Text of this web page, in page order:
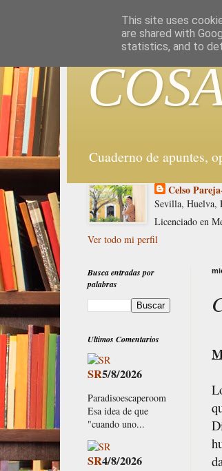
Cuaderno de apuntes,
Celso
Sevilla, Huelva,
Licenciado en
Ver todo mi perfil
Busca entradas por
palabras
Ultimos Comentarios
SR5/8/2026
Paradisoescaperoom
Esa idea de que
"cuando uno...
SR4/8/2026
This site uses
are shared with
statistics, and to